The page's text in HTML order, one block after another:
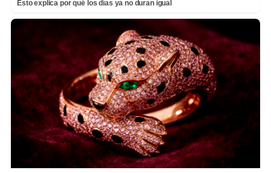
Esto explica por qué los días ya no duran igual